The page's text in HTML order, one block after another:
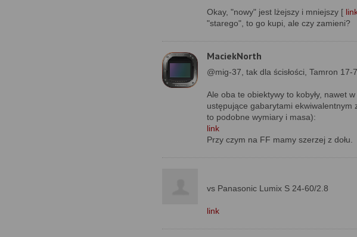
Okay, "nowy" jest lżejszy i mniejszy [
"starego", to go kupi, ale czy zamieni?
MaciekNorth
@mig-37, tak dla ścisłości, Tamron
Ale oba te obiektywy to kobyły, nawet
ustępujące gabarytami
to podobne wymiary i masa):
link
Przy czym na FF mamy szerzej z dołu.
vs Panasonic Lumix S 24-60/2.8
link